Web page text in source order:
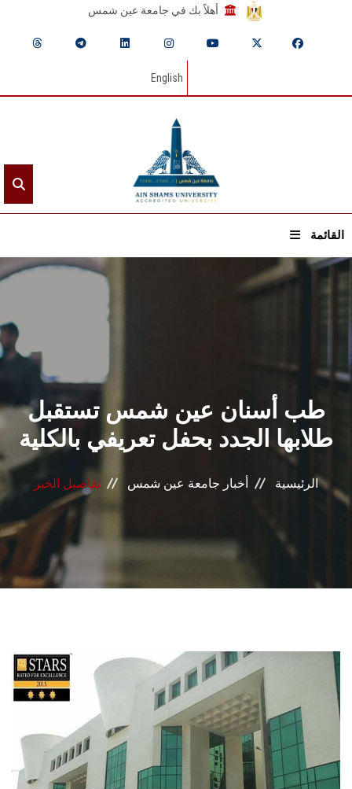
أهلاً بك في جامعة عين شمس
English
القائمة
الرئيسيـة
عن الجامعة
القطاعـات
الشئون الأكاديمية
البحث العلمي
الرعاية الصحية
المراكز والوحدات
الأنظمة الذكية
تواصل معنا
هيئة التدريس
طب أسنان عين شمس تستقبل
طلابها الجدد بحفل تعريفي بالكلية
الرئيسية أخبار جامعة عين شمس تفاصيل الخبر